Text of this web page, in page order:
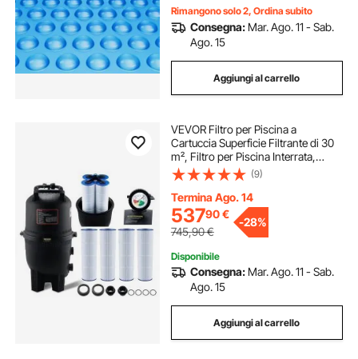
Rimangono solo 2, Ordina subito
Consegna: Mar. Ago. 11 - Sab.
Ago. 15
Aggiungi al carrello
VEVOR Filtro per Piscina a
Cartuccia Superficie Filtrante di 30
m², Filtro per Piscina Interrata,
Sistema di Filtraggio per Piscine
Fuori Terra con Filtro Anti-perdite
(9)
Termina Ago. 14
53790€
745,90€
-28%
Disponibile
Consegna: Mar. Ago. 11 - Sab.
Ago. 15
Aggiungi al carrello